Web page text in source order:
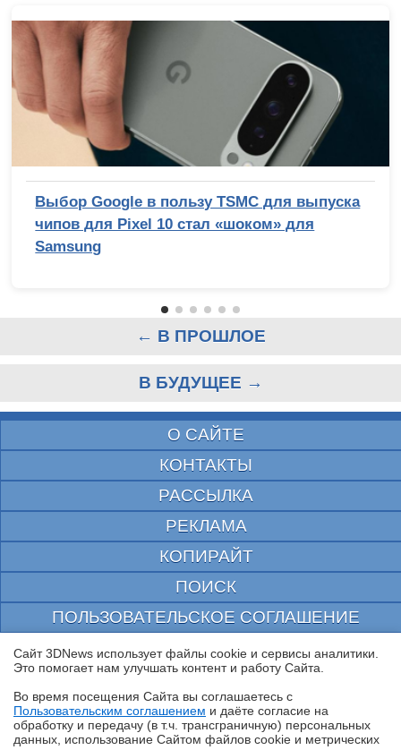
Выбор Google в пользу TSMC для выпуска
чипов для Pixel 10 стал «шоком» для
Samsung
← В ПРОШЛОЕ
В БУДУЩЕЕ →
О САЙТЕ
КОНТАКТЫ
РАССЫЛКА
РЕКЛАМА
КОПИРАЙТ
ПОИСК
ПОЛЬЗОВАТЕЛЬСКОЕ СОГЛАШЕНИЕ
ЗАЩИЩЕНО CURATOR
© 1997—2026 Электронное периодическое издание "3ДНьюс" | Свидетельство о
выдано Федеральной Службой по надзору за соблюдением законодательства в сфере
массовых коммуникаций и охране культурного наследия
При цитировании документа ссылка на сайт с указанием автора обязательна. Полное
заимствование документа является нарушением
Сайт 3DNews использует файлы cookie и сервисы аналитики.
Это помогает нам улучшать контент и работу Cайта.
Во время посещения Cайта вы соглашаетесь с
Пользовательским соглашением и даёте согласие на
обработку и передачу (в т.ч. трансграничную) персональных
данных, использование Cайтом файлов cookie и метрических